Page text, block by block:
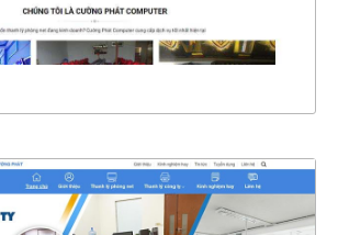
XEM THỰC TẾ